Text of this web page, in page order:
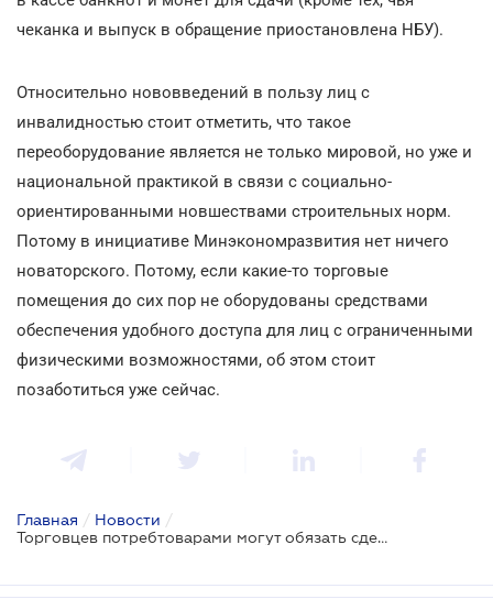
чеканка и выпуск в обращение приостановлена НБУ).
Относительно нововведений в пользу лиц с
инвалидностью стоит отметить, что такое
переоборудование является не только мировой, но уже и
национальной практикой в связи с социально-
ориентированными новшествами строительных норм.
Потому в инициативе Минэкономразвития нет ничего
новаторского. Потому, если какие-то торговые
помещения до сих пор не оборудованы средствами
обеспечения удобного доступа для лиц с ограниченными
физическими возможностями, об этом стоит
позаботиться уже сейчас.
Главная / Новости /
Торговцев потребтоварами могут обязать сделать свои помещения более удобными для маломобильных групп населения